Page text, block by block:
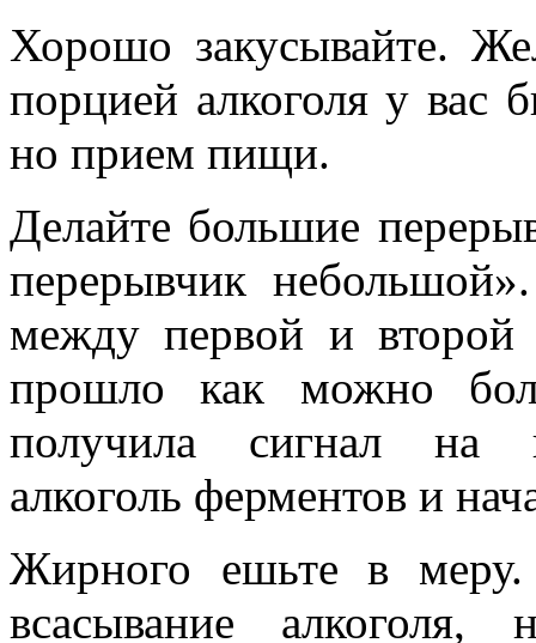
Хорошо закусывайте.
порцией алкоголя у вас
но прием пищи.
Делайте большие
перерывчик
между первой и второй
прошло как можно
получила сигнал на
алкоголь ферментов и
Жирного ешьте в меру.
всасывание